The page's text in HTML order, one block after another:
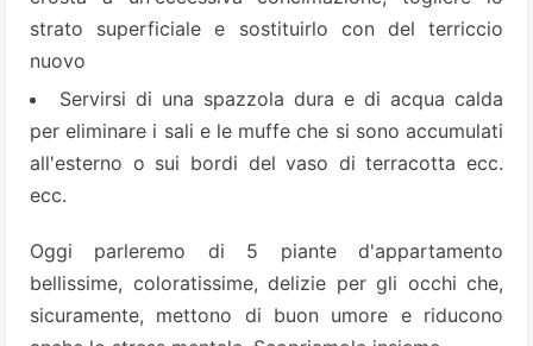
strato superficiale e sostituirlo con del terriccio
nuovo
Servirsi di una spazzola dura e di acqua calda
per eliminare i sali e le muffe che si sono accumulati
all'esterno o sui bordi del vaso di terracotta ecc.
ecc.
Oggi parleremo di 5 piante d'appartamento
bellissime, coloratissime, delizie per gli occhi che,
sicuramente, mettono di buon umore e riducono